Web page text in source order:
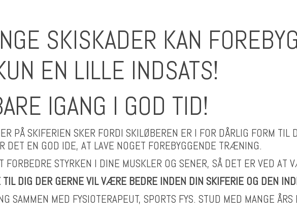
SKISKADER KAN
EN LILLE INDSATS!
IGANG I GOD TID!
PÅ SKIFERIEN SKER FORDI SKILØBEREN ER I FOR DÅRLIG FORM TIL
DET EN GOD IDE, AT LAVE NOGET FOREBYGGENDE TRÆNING.
FORBEDRE STYRKEN I DINE MUSKLER OG SENER, SÅ DET ER VED AT
TIL DIG DER GERNE VIL VÆRE BEDRE INDEN DIN SKIFERIE OG DEN
SAMMEN MED FYSIOTERAPEUT, SPORTS FYS. STUD MED MANGE ÅRS